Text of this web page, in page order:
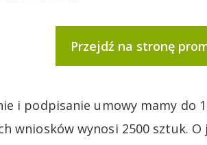
Przejdź na stronę
i podpisanie umowy mamy do
wniosków wynosi 2500 sztuk.